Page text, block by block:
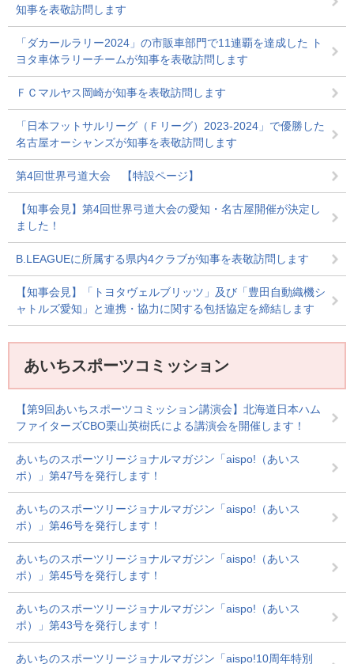
知事を表敬訪問します
「ダカールラリー2024」の市販車部門で11連覇を達成した ト
ヨタ車体ラリーチームが知事を表敬訪問します
ＦＣマルヤス岡崎が知事を表敬訪問します
「日本フットサルリーグ（Ｆリーグ）2023-2024」で優勝した
名古屋オーシャンズが知事を表敬訪問します
第4回世界弓道大会 【特設ページ】
【知事会見】第4回世界弓道大会の愛知・名古屋開催が決定し
ました！
B.LEAGUEに所属する県内4クラブが知事を表敬訪問します
【知事会見】「トヨタヴェルブリッツ」及び「豊田自動織機シ
ャトルズ愛知」と連携・協力に関する包括協定を締結します
あいちスポーツコミッション
【第9回あいちスポーツコミッション講演会】北海道日本ハム
ファイターズCBO栗山英樹氏による講演会を開催します！
あいちのスポーツリージョナルマガジン「aispo!（あいス
ポ）」第47号を発行します！
あいちのスポーツリージョナルマガジン「aispo!（あいス
ポ）」第46号を発行します！
あいちのスポーツリージョナルマガジン「aispo!（あいス
ポ）」第45号を発行します！
あいちのスポーツリージョナルマガジン「aispo!（あいス
ポ）」第43号を発行します！
あいちのスポーツリージョナルマガジン「aispo!10周年特別